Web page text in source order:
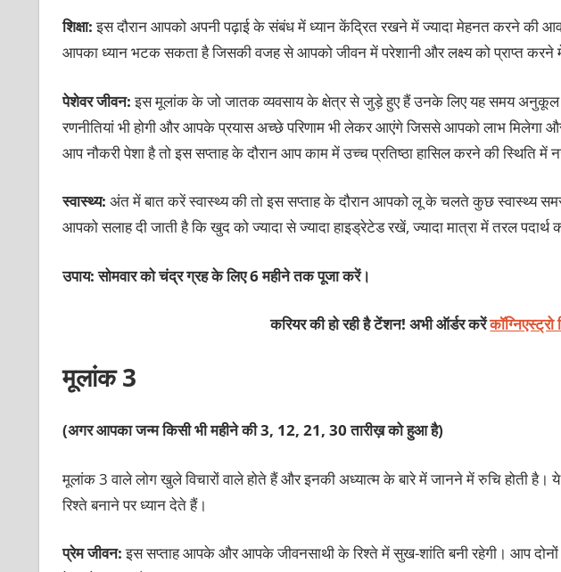
शिक्षा:इस दौरान आपको अपनी पढ़ाई के संबंध में ध्यान केंद्रित रखने में ज्यादा मेहनत करने की
आपका ध्यान भटक सकता है जिसकी वजह से आपको जीवन में परेशानी और लक्ष्य को प्राप्त
पेशेवर जीवन:इस मूलांक के जो जातक व्यवसाय के क्षेत्र से जुड़े हुए हैं उनके लिए यह समय अनुकूल
रणनीतियां भी होगी और आपके प्रयास अच्छे परिणाम भी लेकर आएंगे जिससे आपको लाभ मिलेगा और
आप नौकरी पेशा है तो इस सप्ताह के दौरान आप काम में उच्च प्रतिष्ठा हासिल करने की स्थिति में
स्वास्थ्य: अंत में बात करें स्वास्थ्य की तो इस सप्ताह के दौरान आपको लू के चलते कुछ स्वास्थ्य
आपको सलाह दी जाती है कि खुद को ज्यादा से ज्यादा हाइड्रेटेड रखें, ज्यादा मात्रा में तरल
उपाय: सोमवार को चंद्र ग्रह के लिए 6 महीने तक पूजा करें।
करियर की हो रही है टेंशन! अभी ऑर्डर करेंकॉग्निएस्ट्रो
मूलांक 3
(अगर आपका जन्म किसी भी महीने की 3, 12, 21, 30 तारीख़ को हुआ है)
मूलांक 3 वाले लोग खुले विचारों वाले होते हैं और इनकी अध्‍यात्‍म के बारे में जानने में रुचि होती
रिश्ते बनाने पर ध्‍यान देते हैं।
प्रेम जीवन:इस सप्ताह आपके और आपके जीवनसाथी के रिश्ते में सुख-शांति बनी रहेगी। आप